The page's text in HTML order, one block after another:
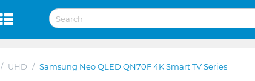
/ UHD / Samsung Neo QLED QN70F 4K Smart TV Series